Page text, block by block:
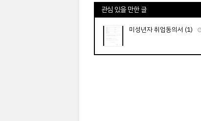
관심 있을 만한 글
미성년자 취업동의서 (1)